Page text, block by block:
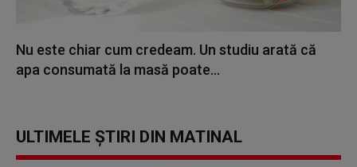
Nu este chiar cum credeam. Un studiu arată că
apa consumată la masă poate...
ULTIMELE ȘTIRI DIN MATINAL